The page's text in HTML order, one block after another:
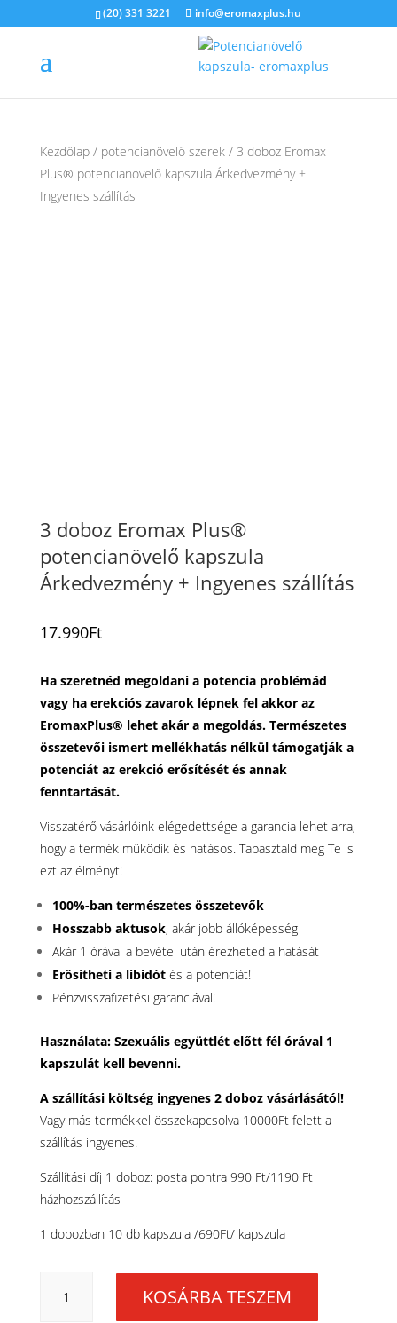
(20) 331 3221 info@eromaxplus.hu
Kezdőlap/ potencianövelő szerek/ 3 doboz Eromax
Plus® potencianövelő kapszula Árkedvezmény +
Ingyenes szállítás
3 doboz Eromax Plus®
potencianövelő kapszula
Árkedvezmény + Ingyenes szállítás
17.990Ft
Ha szeretnéd megoldani a potencia problémád
vagy ha erekciós zavarok lépnek fel akkor az
EromaxPlus® lehet akár a megoldás. Természetes
összetevői ismert mellékhatás nélkül támogatják a
potenciát az erekció erősítését és annak
fenntartását.
Visszatérő vásárlóink elégedettsége a garancia lehet arra,
hogy a termék működik és hatásos. Tapasztald meg Te is
ezt az élményt!
100%-ban természetes összetevők
Hosszabb aktusok, akár jobb állóképesség
Akár 1 órával a bevétel után érezheted a hatását
Erősítheti a libidótés a potenciát!
Pénzvisszafizetési garanciával!
Használata: Szexuális együttlét előtt fél órával 1
kapszulát kell bevenni.
A szállítási költség ingyenes 2 doboz vásárlásától!
Vagy más termékkel összekapcsolva 10000Ft felett a
szállítás ingyenes.
Szállítási díj 1 doboz: posta pontra 990 Ft/1190 Ft
házhozszállítás
1 dobozban 10 db kapszula /690Ft/ kapszula
doboz
KOSÁRBA TESZEM